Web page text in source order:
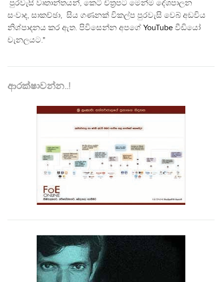
පුරවැසි වෘතාන්තයන්, කෙටි චිත්‍රපට මෙන්ම දේශපාලන
සංවාද, සාකච්ඡා, සිය ගණනක් විකල්ප පුරවැසි වෙබ් අඩවිය
නිශ්පාදනය කර ඇත. පිවිසෙන්න අපගේ YouTube වීඩියෝ
චැනලයට."
ආරක්ෂාවන්න..!